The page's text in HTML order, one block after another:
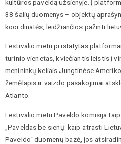
kultūros paveldą užsienyje. Į
38 šalių duomenys – objektų
koordinatės, leidžiančios pažinti
Festivalio metu pristatytas
turinio vienetas, kviečiantis leistis į
menininkų keliais Jungtinėse
žemėlapis ir vaizdo pasakojimai
Atlanto.
Festivalio metu Paveldo komisija
„Paveldas be sienų: kaip atrasti
Paveldo“ duomenų bazė, jos